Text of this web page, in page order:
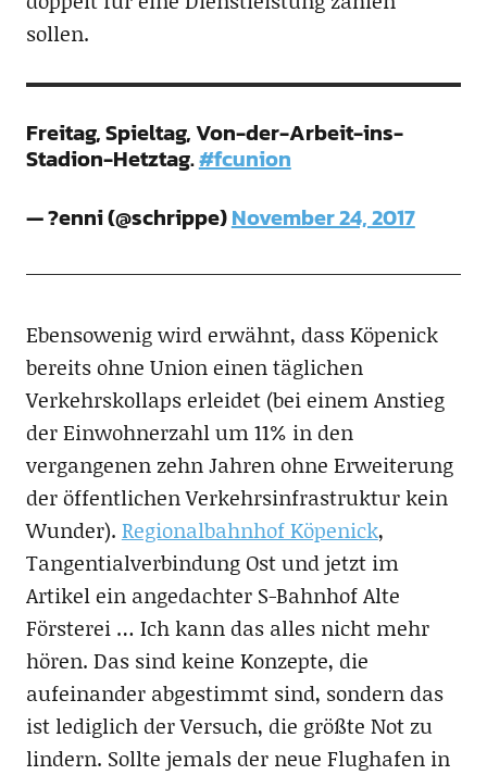
sollen.
Freitag, Spieltag, Von-der-Arbeit-ins-
Stadion-Hetztag.#fcunion
— ?enni (@schrippe)November 24, 2017
Ebensowenig wird erwähnt, dass Köpenick
bereits ohne Union einen täglichen
Verkehrskollaps erleidet (bei einem Anstieg
der Einwohnerzahl um 11% in den
vergangenen zehn Jahren ohne Erweiterung
der öffentlichen Verkehrsinfrastruktur kein
Wunder). Regionalbahnhof Köpenick,
Tangentialverbindung Ost und jetzt im
Artikel ein angedachter S-Bahnhof Alte
Försterei … Ich kann das alles nicht mehr
hören. Das sind keine Konzepte, die
aufeinander abgestimmt sind, sondern das
ist lediglich der Versuch, die größte Not zu
lindern. Sollte jemals der neue Flughafen in